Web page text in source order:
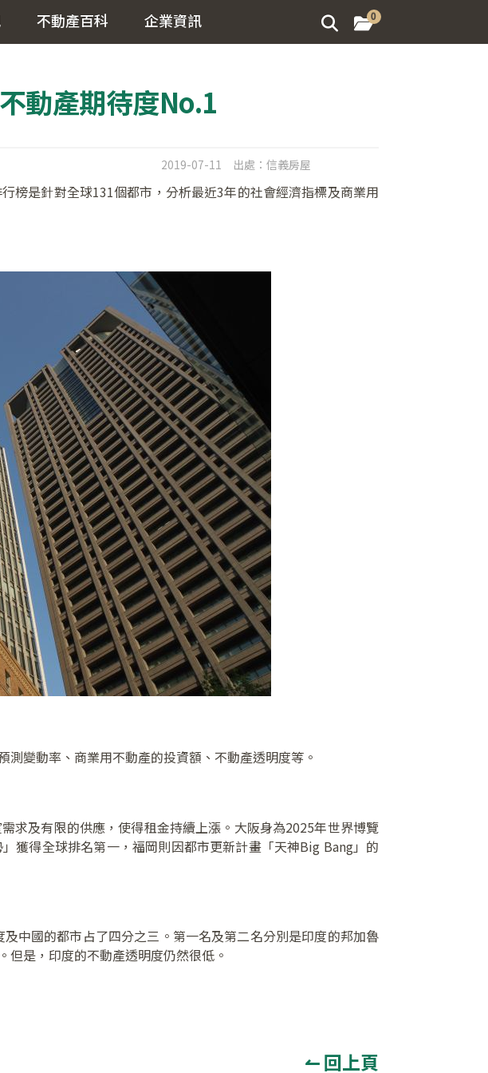
不動產百科 企業資訊 0
動產期待度No.1
2019-07-11 出處： 信義房屋
是針對全球131個都市，分析最近3年的社會經濟指標及商業用
變動率、商業用不動產的投資額、不動產透明度等。
求及有限的供應，使得租金持續上漲。大阪身為2025年世界博覽
獲得全球排名第一，福岡則因都市更新計畫「天神Big Bang」的
中國的都市占了四分之三。第一名及第二名分別是印度的邦加魯
是，印度的不動產透明度仍然很低。
↼ 回上頁